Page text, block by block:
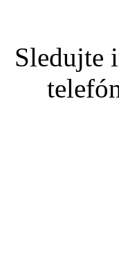
Sledujte